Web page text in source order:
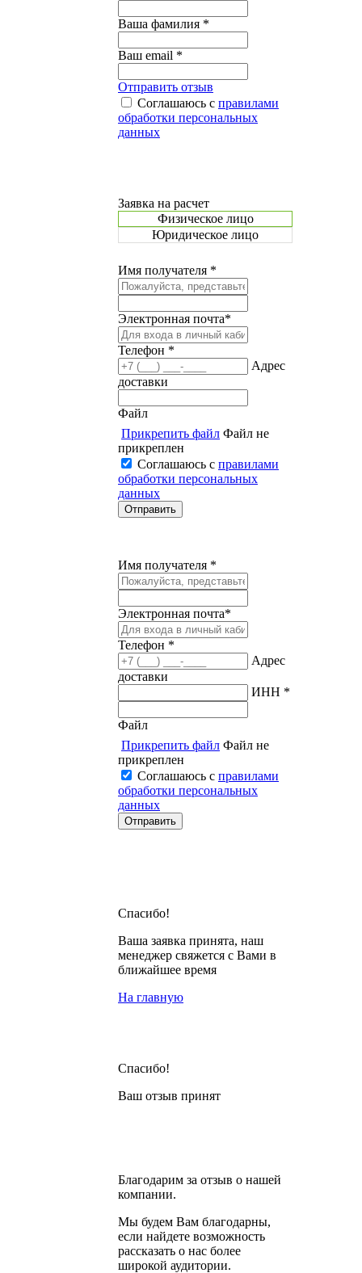
Ваша фамилия *
Ваш email *
Отправить отзыв
Соглашаюсь с правилами
обработки персональных
данных
Заявка на расчет
Физическое лицо
Юридическое лицо
Имя получателя *
Электронная почта*
Телефон *
Адрес
доставки
Файл
Прикрепить файл Файл не
прикреплен
Соглашаюсь с правилами
обработки персональных
данных
Имя получателя *
Электронная почта*
Телефон *
Адрес
доставки
ИНН *
Файл
Прикрепить файл Файл не
прикреплен
Соглашаюсь с правилами
обработки персональных
данных
Спасибо!
Ваша заявка принята, наш
менеджер свяжется с Вами в
ближайшее время
На главную
Спасибо!
Ваш отзыв принят
Благодарим за отзыв о нашей
компании.
Мы будем Вам благодарны,
если найдете возможность
рассказать о нас более
широкой аудитории.